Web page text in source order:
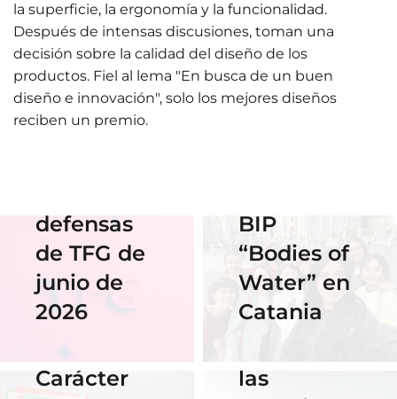
la superficie, la ergonomía y la funcionalidad.
Después de intensas discusiones, toman una
decisión sobre la calidad del diseño de los
productos. Fiel al lema "En busca de un buen
diseño e innovación", solo los mejores diseños
reciben un premio.
17 Junio 2026
Horario y
acceso al
defensas
de TFG de
junio de
2026
Estudiantes
de Diseño
Gráfico
BIP
“Bodies of
Water” en
Catania
14 Abril 2026
Carácter
06 Abril 2026
Cauce: El
diseño que
las
18 Noviembre
2025
Nuestra
alumna
gana el
concurso
del